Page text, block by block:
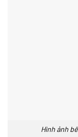
Hình ảnh